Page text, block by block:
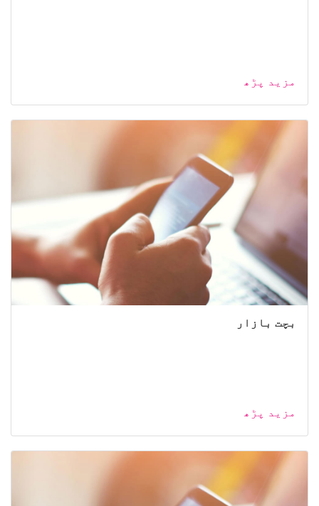
مزید پڑھ
بچت بازار
مزید پڑھ